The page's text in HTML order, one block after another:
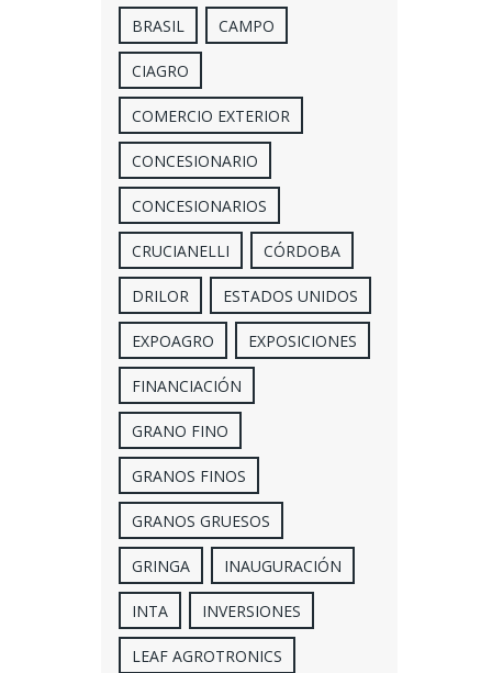
BRASIL CAMPO
CIAGRO
COMERCIO EXTERIOR
CONCESIONARIO
CONCESIONARIOS
CRUCIANELLI CÓRDOBA
DRILOR ESTADOS UNIDOS
EXPOAGRO EXPOSICIONES
FINANCIACIÓN
GRANO FINO
GRANOS FINOS
GRANOS GRUESOS
GRINGA INAUGURACIÓN
INTA INVERSIONES
LEAF AGROTRONICS